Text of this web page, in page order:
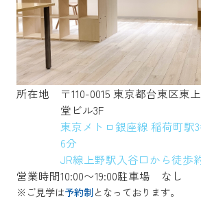
所在地
〒110-0015 東京都台東区東
堂ビル3F
東京メトロ銀座線 稲荷町駅
6分
JR線上野駅入谷口から徒歩
営業時間10:00〜19:00駐車場 なし
※ご見学は予約制となっております。